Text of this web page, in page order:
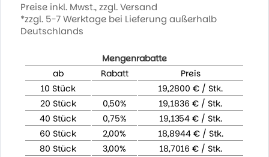
Preise inkl. Mwst., zzgl. Versand
*zzgl. 5-7 Werktage bei Lieferung außerhalb
Deutschlands
Mengenrabatte
ab
Rabatt
Preis
10 Stück
19,2800 € / Stk.
20 Stück
0,50%
19,1836 € / Stk.
40 Stück
0,75%
19,1354 € / Stk.
60 Stück
2,00%
18,8944 € / Stk.
80 Stück
3,00%
18,7016 € / Stk.